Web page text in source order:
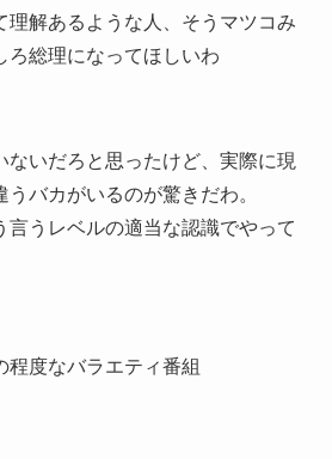
理解あるような人、そうマツコみ
ろ総理になってほしいわ
ないだろと思ったけど、実際に現
バカがいるのが驚きだわ。
言うレベルの適当な認識でやって
程度なバラエティ番組